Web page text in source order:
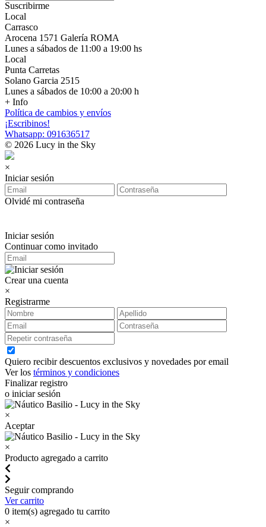
Suscribirme
Local
Carrasco
Arocena 1571 Galería ROMA
Lunes a sábados de 11:00 a 19:00 hs
Local
Punta Carretas
Solano Garcia 2515
Lunes a sábados de 10:00 a 20:00 h
+ Info
Política de cambios y envíos
¡Escribinos!
Whatsapp: 091636517
© 2026 Lucy in the Sky
×
Iniciar sesión
Olvidé mi contraseña
Iniciar sesión
Continuar como invitado
Crear una cuenta
×
Registrarme
Quiero recibir descuentos exclusivos y novedades por email
Ver los términos y condiciones
Finalizar registro
o iniciar sesión
×
Aceptar
×
Producto agregado a carrito
Seguir comprando
Ver carrito
0 item(s) agregado tu carrito
×